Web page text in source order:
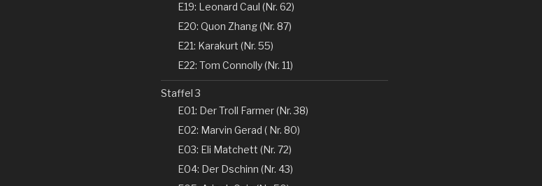
E19: Leonard Caul (Nr. 62)
E20: Quon Zhang (Nr. 87)
E21: Karakurt (Nr. 55)
E22: Tom Connolly (Nr. 11)
Staffel 3
E01: Der Troll Farmer (Nr. 38)
E02: Marvin Gerad ( Nr. 80)
E03: Eli Matchett (Nr. 72)
E04: Der Dschinn (Nr. 43)